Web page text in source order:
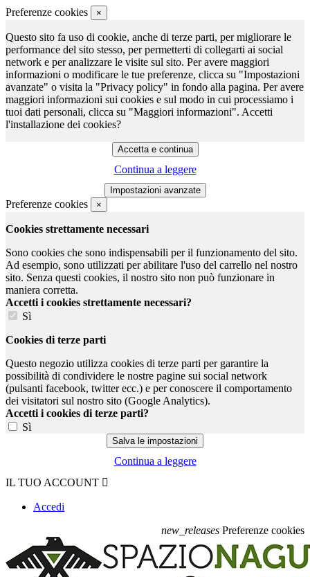
Preferenze cookies ×
Questo sito fa uso di cookie, anche di terze parti, per migliorare le
performance del sito stesso, per permetterti di collegarti ai social
network e per analizzare le visite sul sito. Per avere maggiori
informazioni o modificare le tue preferenze, clicca su "Impostazioni
avanzate" o visita la "Privacy policy" in fondo alla pagina. Per avere
maggiori informazioni sui cookies e sul modo in cui processiamo i
tuoi dati personali, clicca su "Maggiori informazioni". Accetti
l'installazione dei cookies?
Continua a leggere
Preferenze cookies ×
Cookies strettamente necessari
Sono cookies che sono indispensabili per il funzionamento del sito.
Ad esempio, sono utilizzati per abilitare l'uso del carrello nel nostro
sito. Senza questi cookies, il nostro sito non può funzionare in
maniera corretta.
Accetti i cookies strettamente necessari?
Sì
Cookies di terze parti
Questo negozio utilizza cookies di terze parti per garantire la
possibilità di condividere le nostre pagine sui social network
(pulsanti facebook, twitter ecc.) e per conoscere il comportamento
dei visitatori sul nostro sito (Google Analytics).
Accetti i cookies di terze parti?
Sì
Continua a leggere
IL TUO ACCOUNT 
Accedi
new_releases Preferenze cookies